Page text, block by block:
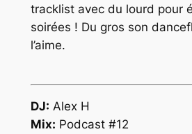
tracklist avec du lourd pour
soirées ! Du gros son
l’aime.
DJ: Alex H
Mix: Podcast #12